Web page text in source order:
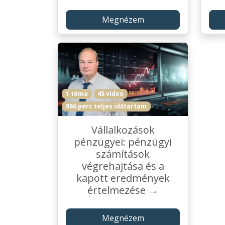
Megnézem
1 téma
45 videó
866 perc teljes időtartam
Vállalkozások
pénzügyei: pénzügyi
számítások
végrehajtása és a
kapott eredmények
értelmezése →
Megnézem